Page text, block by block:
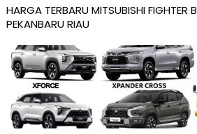
HARGA TERBARU MITSUBISHI FIGHTER
PEKANBARU RIAU